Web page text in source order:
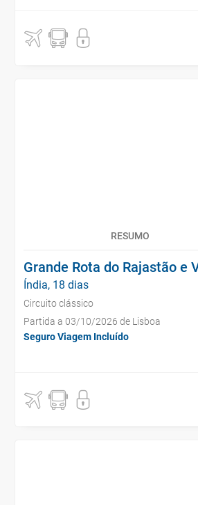
RESUMO
Grande Rota do Rajastão e
Índia, 18 dias
Circuito clássico
Partida a 03/10/2026 de Lisboa
Seguro Viagem Incluído